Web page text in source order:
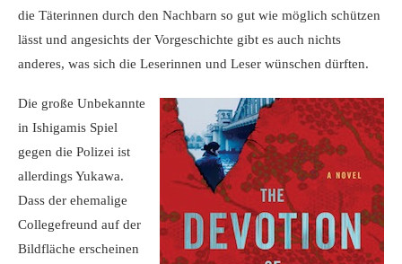
die Täterinnen durch den Nachbarn so gut wie möglich schützen
lässt und angesichts der Vorgeschichte gibt es auch nichts
anderes, was sich die Leserinnen und Leser wünschen dürften.
Die große Unbekannte
in Ishigamis Spiel
gegen die Polizei ist
allerdings Yukawa.
Dass der ehemalige
Collegefreund auf der
Bildfläche erscheinen